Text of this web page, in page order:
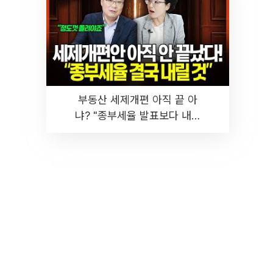
부동산 세제개편 아직 끝 아
냐? "종부세율 발표보다 내릴